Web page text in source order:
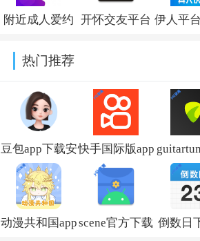
附近成人爱约 开怀交友平台 伊人平
热门推荐
豆包app下载安
装新版本
v14.5.0
快手国际版app
免费下载安装
(Kwai)v13.6.40.545802
调音器
费版
动漫共和国appscene官方下载 倒数日